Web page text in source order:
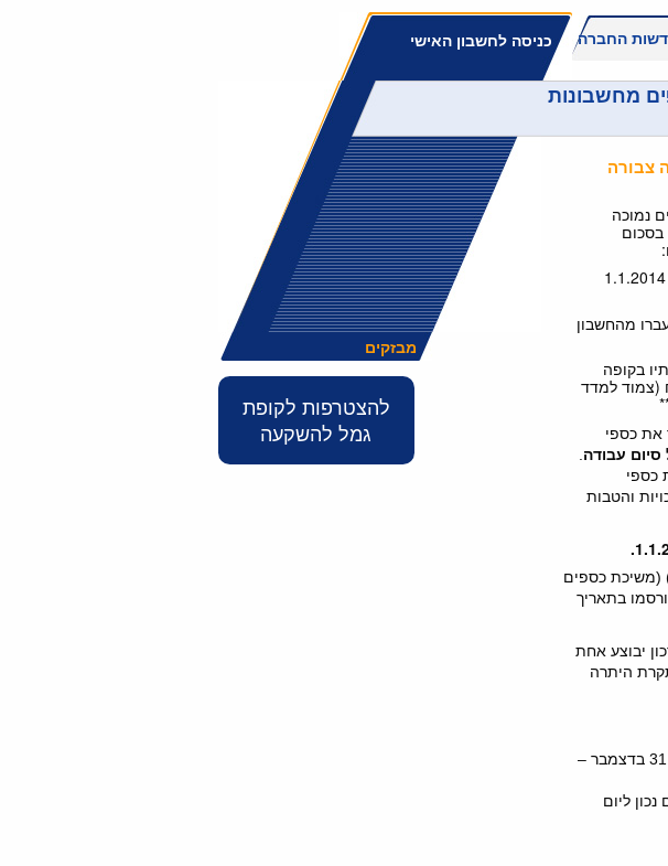
החברה כניסה לחשבון האישי
מחשבונות
צבורה
נמוכה
1. בחשבון העמית בקופה לא הופקדו כספים מיום 1.1.2014
מהחשבון
בקופה
לא עלתה על סכום 8000 ש”ח (צמוד למדד
את כספי
עבודה
כספי
והטבות
)משיכת כספים
בתאריך
יבוצע אחת
היתרה
31 בדצמבר –
ליום
מבזקים
להצטרפות לקופת
גמל להשקעה